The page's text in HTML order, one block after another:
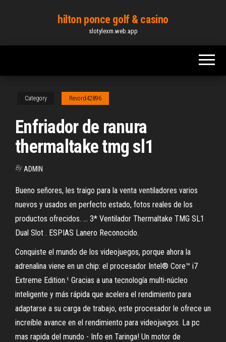
content
hilton ponce golf & casino
slotylexm.web.app
Category Revord42896
Enfriador de ranura
thermaltake tmg sl1
By ADMIN
Bueno señores, les traigo para la venta ventiladores varios
nuevos y usados en perfecto estado, fotos reales de los
productos ofrecidos. ... 3* Ventilador Thermaltake TMG SL1
Dual Slot . ESPIAS Lanero Reconocido.
Conquiste el mundo de los videojuegos, porque ahora la
adrenalina viene en un chip: el procesador Intel® Core™ i7
Extreme Edition.¹ Gracias a una tecnología multi-núcleo
inteligente y más rápida que acelera el rendimiento para
adaptarse a su carga de trabajo, este procesador le ofrece un
increíble avance en el rendimiento para videojuegos. La pc
mas rapida del mundo - Info en Taringa! Un motor de